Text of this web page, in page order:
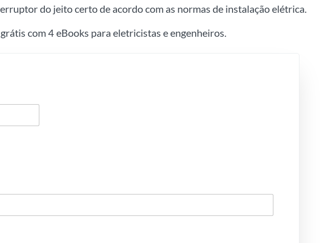
do jeito certo de acordo com as normas de instalação elétrica.
com 4 eBooks para eletricistas e engenheiros.